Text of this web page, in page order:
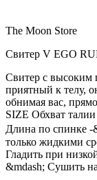
The Moon Store
Свитер V EGO
Свитер с
приятный к телу,
обнимая вас,
SIZE Обхват
Длина по спинке
только жидкими
Гладить при
&mdash; Сушить